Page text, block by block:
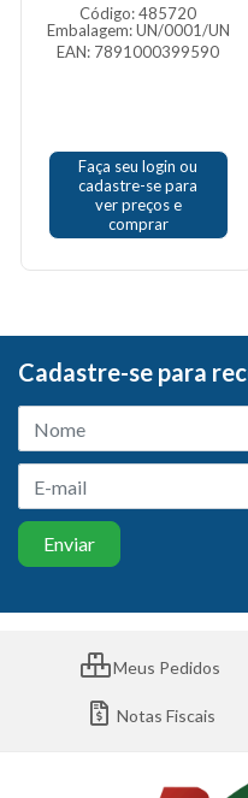
Código: 485720
Embalagem: UN/0001/UN
EAN: 7891000399590
Faça seu login ou
cadastre-se para
ver preços e
comprar
Cadastre-se para
Meus Pedidos
Notas Fiscais